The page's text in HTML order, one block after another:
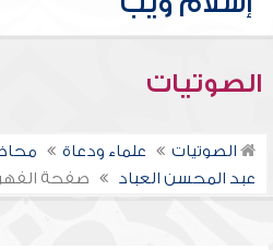
الصوتيات
الصوتيات علماء ودعاة
عبد المحسن العباد
صفحة